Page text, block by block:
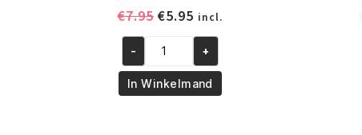
€7.95 Oorspronkelijke
was:
€7.95.
€5.95Huidige
prijs
is:
€5.95.
incl.
African
Pride
Olive
- +
In Winkelmand